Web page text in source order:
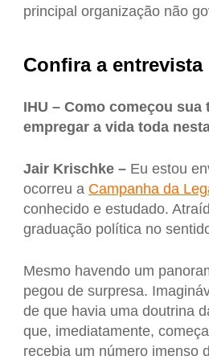
principal organização não
Confira a entrevista
IHU – Como começou
empregar a vida toda
Jair Krischke –Eu estou
ocorreu a Campanha da
conhecido e estudado.
graduação política no
Mesmo havendo um
pegou de surpresa.
de que havia uma doutrina
que, imediatamente,
recebia um número imenso